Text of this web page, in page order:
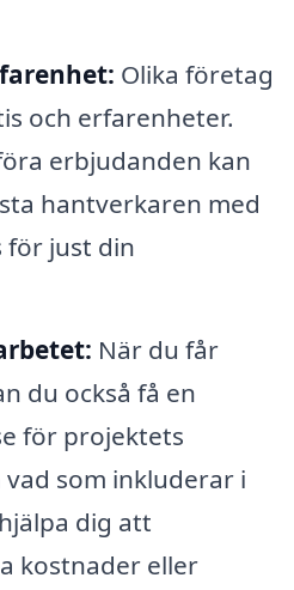
Olika företag
och erfarenheter.
erbjudanden kan
hantverkaren med
just din
När du får
du också få en
för projektets
som inkluderar i
dig att
kostnader eller